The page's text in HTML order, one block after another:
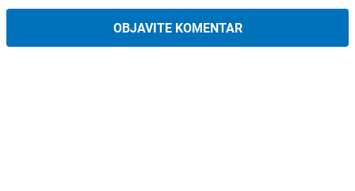
OBJAVITE KOMENTAR